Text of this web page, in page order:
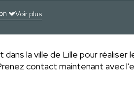
Voir plus
la ville de Lille pour réaliser
contact maintenant avec